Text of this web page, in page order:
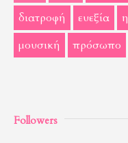
διατροφή
ευεξία
μουσική
πρόσωπο
Followers